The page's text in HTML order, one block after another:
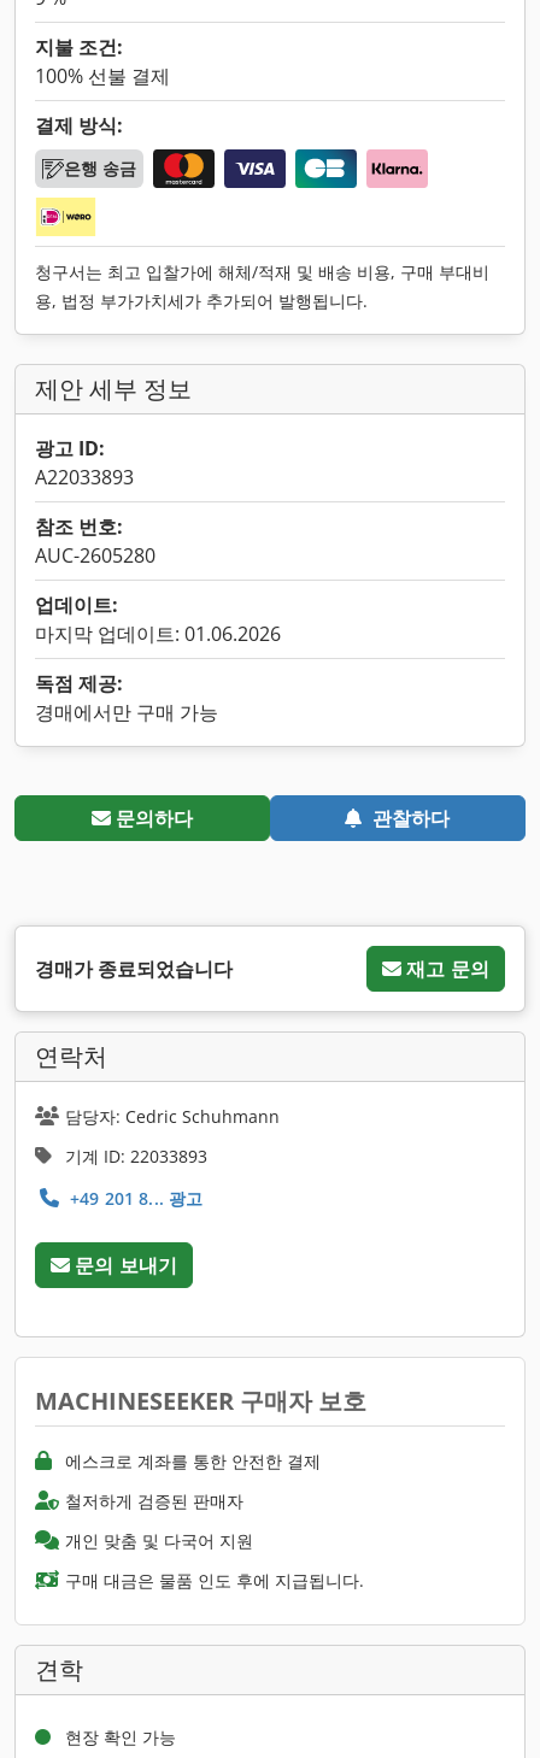
지불 조건:
100% 선불 결제
결제 방식:
은행 송금
청구서는 최고 입찰가에 해체/적재 및 배송 비용, 구매 부대비
용, 법정 부가가치세가 추가되어 발행됩니다.
제안 세부 정보
광고 ID:
A22033893
참조 번호:
AUC-2605280
업데이트:
마지막 업데이트: 01.06.2026
독점 제공:
경매에서만 구매 가능
문의하다 관찰하다
경매가 종료되었습니다 재고 문의
연락처
담당자: Cedric Schuhmann
기계 ID: 22033893
+49 201 8... 광고
문의 보내기
MACHINESEEKER 구매자 보호
에스크로 계좌를 통한 안전한 결제
철저하게 검증된 판매자
개인 맞춤 및 다국어 지원
구매 대금은 물품 인도 후에 지급됩니다.
견학
현장 확인 가능